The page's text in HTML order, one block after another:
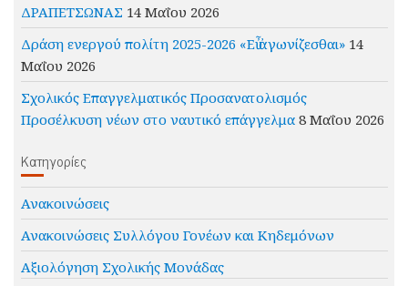
ΔΡΑΠΕΤΣΩΝΑΣ 14 Μαΐου 2026
Δράση ενεργού πολίτη 2025-2026 «Εὖ ἀγωνίζεσθαι» 14
Μαΐου 2026
Σχολικός Επαγγελματικός Προσανατολισμός
Προσέλκυση νέων στο ναυτικό επάγγελμα 8 Μαΐου 2026
Kατηγορίες
Ανακοινώσεις
Ανακοινώσεις Συλλόγου Γονέων και Κηδεμόνων
Αξιολόγηση Σχολικής Μονάδας